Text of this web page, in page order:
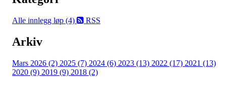
Alle innlegg løp (4) RSS
Arkiv
Mars 2026 (2) 2025 (7) 2024 (6) 2023 (13) 2022 (17) 2021 (13)
2020 (9) 2019 (9) 2018 (2)